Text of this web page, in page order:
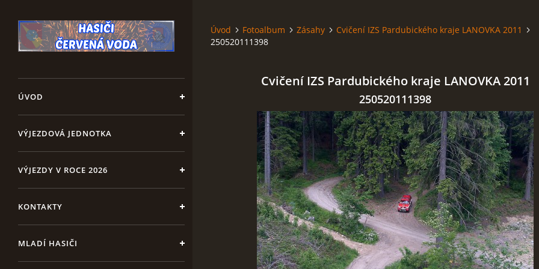
ÚVOD
VÝJEZDOVÁ JEDNOTKA
VÝJEZDY V ROCE 2026
KONTAKTY
MLADÍ HASIČI
Úvod Fotoalbum Zásahy
Cvičení IZS Pardubického kraje LANOVKA 2011
250520111398
Cvičení IZS Pardubického kraje LANOVKA 2011
250520111398